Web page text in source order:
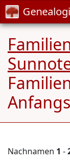
Nachnamen 1 -